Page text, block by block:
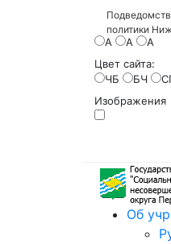
политики
A
A
A
Цвет сайта:
ЧБ
БЧ
Изображения
Об